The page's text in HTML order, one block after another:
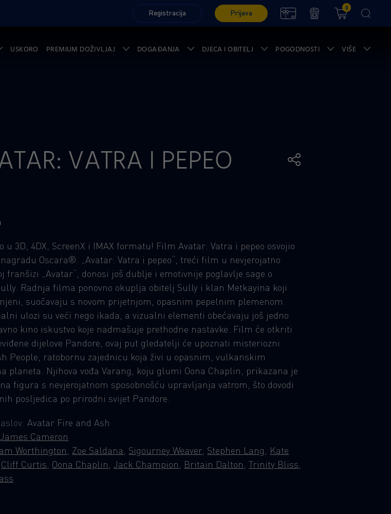
Registracija Prijava
0
USKORO PREMIUM DOŽIVLJAJ DOGAĐANJA DJECA I OBITELJ POGODNOSTI VIŠE
VATRA I PEPEO
u 3D, 4DX, ScreenX i IMAX formatu! Film Avatar: Vatra i pepeo osvojio
Oscara®. „Avatar: Vatra i pepeo“, treći film u nevjerojatno
franšizi „Avatar“, donosi još dublje i emotivnije poglavlje sage o
Radnja filma ponovno okuplja obitelj Sully i klan Metkayina koji
suočavaju s novom prijetnjom, opasnim pepelnim plemenom.
ulozi su veći nego ikada, a vizualni elementi obećavaju još jedno
kino iskustvo koje nadmašuje prethodne nastavke. Film će otkriti
dijelove Pandore, ovaj put gledatelji će upoznati misteriozni
People, ratobornu zajednicu koja živi u opasnim, vulkanskim
planeta. Njihova vođa Varang, koju glumi Oona Chaplin, prikazana je
figura s nevjerojatnom sposobnošću upravljanja vatrom, što dovodi
posljedica po prirodni svijet Pandore.
Avatar Fire and Ash
James Cameron
Worthington Zoe Saldana Sigourney Weaver Stephen Lang
Kate
Cliff Curtis Oona Chaplin Jack Champion Britain Dalton ,Trinity Bliss